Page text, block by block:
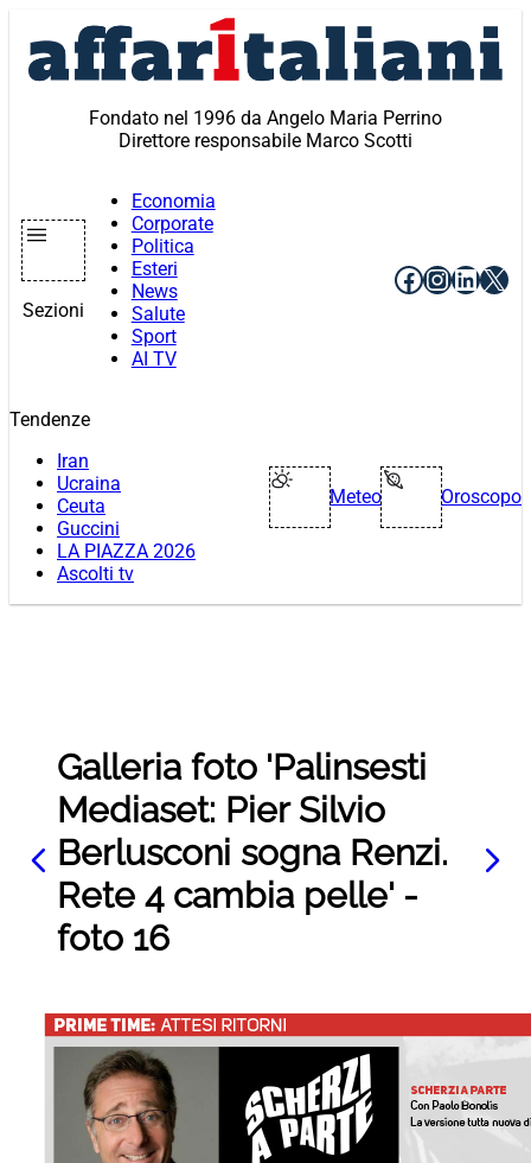
contenuto
Fondato nel 1996 da Angelo Maria Perrino
Direttore responsabile Marco Scotti
Sezioni
Economia
Corporate
Politica
Esteri
News
Salute
Sport
AI TV
Facebook
X
Tendenze
Iran
Ucraina
Ceuta
Guccini
LA PIAZZA 2026
Ascolti tv
Meteo Oroscopo
Galleria foto 'Palinsesti
Mediaset: Pier Silvio
Berlusconi sogna Renzi.
Rete 4 cambia pelle' -
foto 16